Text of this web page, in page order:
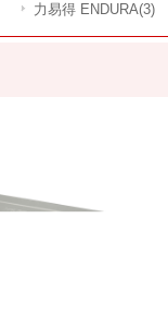
力易得 ENDURA(3)